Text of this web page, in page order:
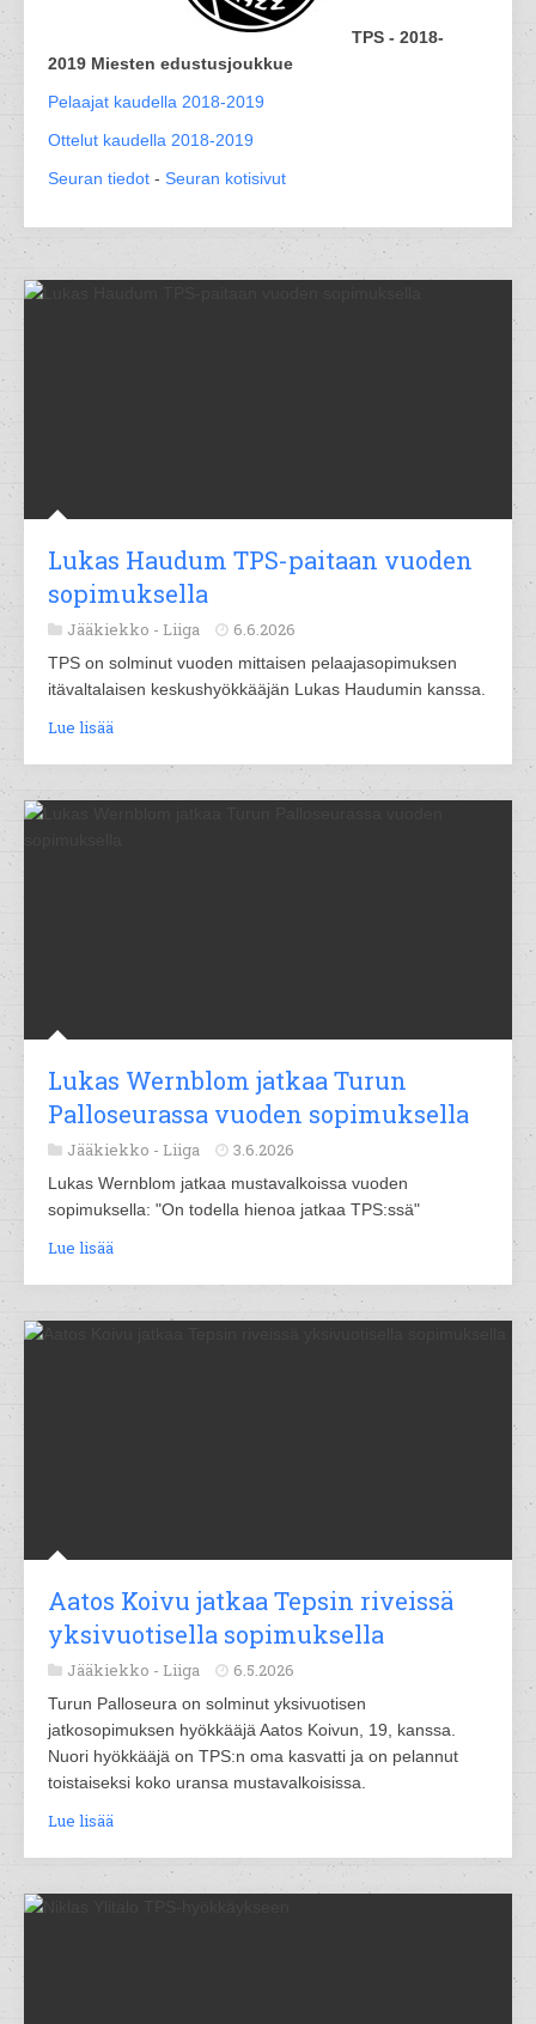
TPS - 2018-
2019 Miesten edustusjoukkue
Pelaajat kaudella 2018-2019
Ottelut kaudella 2018-2019
Seuran tiedot - Seuran kotisivut
Lukas Haudum TPS-paitaan vuoden
sopimuksella
Jääkiekko - Liiga 6.6.2026
TPS on solminut vuoden mittaisen pelaajasopimuksen
itävaltalaisen keskushyökkääjän Lukas Haudumin kanssa.
Lue lisää
Lukas Wernblom jatkaa Turun
Palloseurassa vuoden sopimuksella
Jääkiekko - Liiga 3.6.2026
Lukas Wernblom jatkaa mustavalkoissa vuoden
sopimuksella: "On todella hienoa jatkaa TPS:ssä"
Lue lisää
Aatos Koivu jatkaa Tepsin riveissä
yksivuotisella sopimuksella
Jääkiekko - Liiga 6.5.2026
Turun Palloseura on solminut yksivuotisen
jatkosopimuksen hyökkääjä Aatos Koivun, 19, kanssa.
Nuori hyökkääjä on TPS:n oma kasvatti ja on pelannut
toistaiseksi koko uransa mustavalkoisissa.
Lue lisää